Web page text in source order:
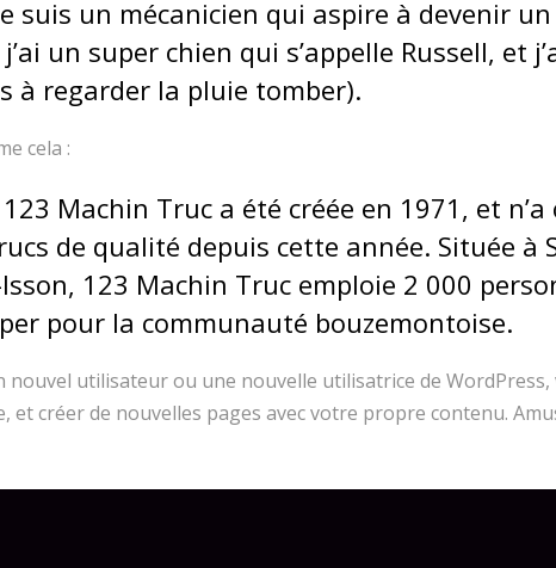
suis un mécanicien qui aspire à devenir
un super chien qui s’appelle Russell, et
à regarder la pluie tomber).
cela :
Machin Truc a été créée en 1971, et
de qualité depuis cette année. Située à
123 Machin Truc emploie 2 000
pour la communauté bouzemontoise.
nouvel utilisateur ou une nouvelle utilisatrice de
et créer de nouvelles pages avec votre propre contenu.